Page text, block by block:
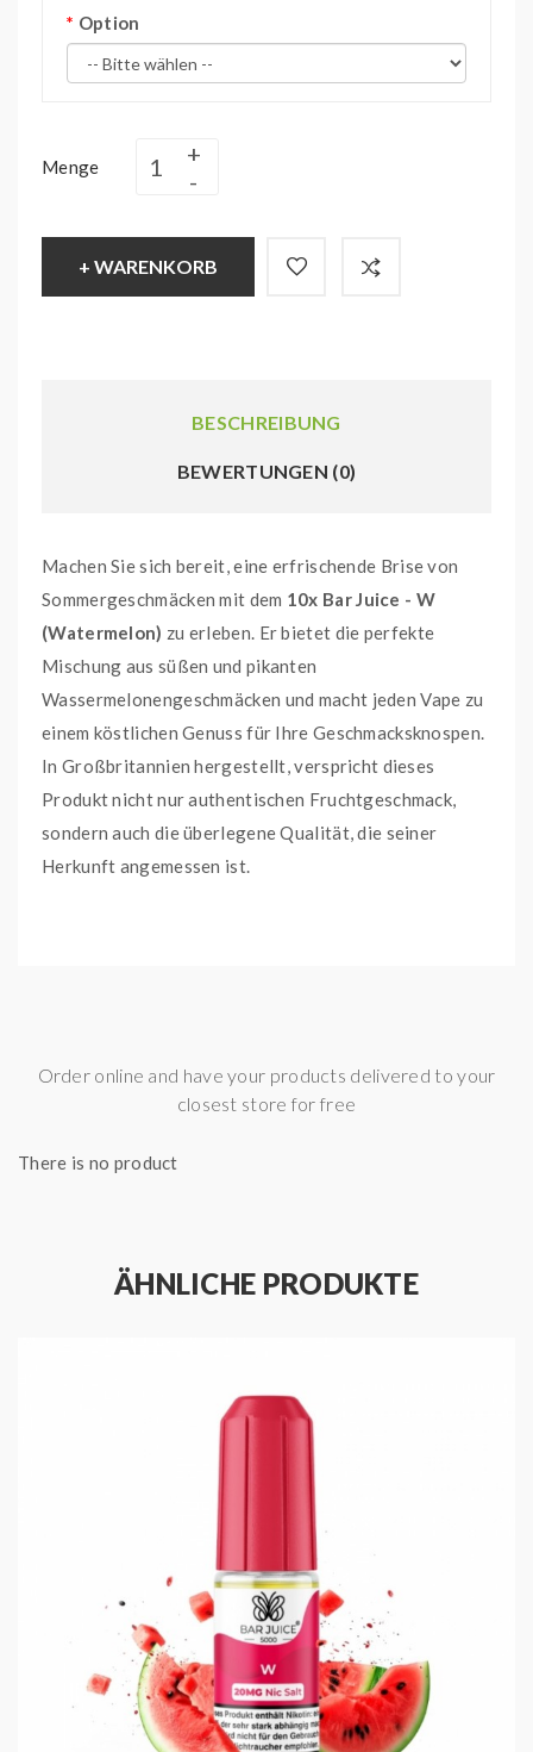
Option
Menge
+ WARENKORB
BESCHREIBUNG
BEWERTUNGEN (0)
Machen Sie sich bereit, eine erfrischende Brise von
Sommergeschmäcken mit dem 10x Bar Juice - W
(Watermelon) zu erleben. Er bietet die perfekte
Mischung aus süßen und pikanten
Wassermelonengeschmäcken und macht jeden Vape zu
einem köstlichen Genuss für Ihre Geschmacksknospen.
In Großbritannien hergestellt, verspricht dieses
Produkt nicht nur authentischen Fruchtgeschmack,
sondern auch die überlegene Qualität, die seiner
Herkunft angemessen ist.
Vaper das Beste aus beiden Welten genießen:
reichhaltige Wolken und einen sanften Kehlenschlag.
herrlichen E-Liquids, so dass Ihnen Ihr
Warum Wassermelonengeschmack wählen? Es ist
einfach. Der üppige Geschmack einer reifen, saftigen
liefert diese Erfahrung direkt auf die Spitze Ihrer
Zunge und bietet eine süße, kühle Abwechslung vom
Alltag. Der lebhafte Geschmack bleibt erhalten und
erinnert Sie an sonnenverwöhnte Tage und gemütliche
Nachmittage. Aber anders als die eigentliche Frucht,
können Sie diese Wassermelonengüte jederzeit und
überall genießen.
Mit dem Wechsel zu10x Bar Juice - W
(Watermelon)wählen Sie nicht nur einen köstlichen
Geschmack, sondern auch ein qualitativ hochwertiges
Order online and have your products delivered to your
closest store for free
There is no product
ÄHNLICHE PRODUKTE